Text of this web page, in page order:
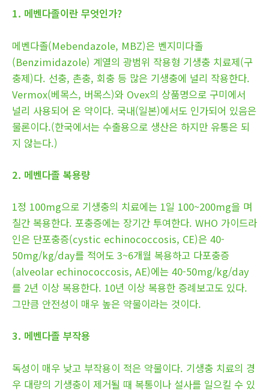
1. 메벤다졸이란 무엇인가?
메벤다졸(Mebendazole, MBZ)은 벤지미다졸
(Benzimidazole) 계열의 광범위 작용형 기생충 치료제(구
충제)다. 선충, 촌충, 회충 등 많은 기생충에 널리 작용한다.
Vermox(베목스, 버목스)와 Ovex의 상품명으로 구미에서
널리 사용되어 온 약이다. 국내(일본)에서도 인가되어 있음은
물론이다.(한국에서는 수출용으로 생산은 하지만 유통은 되
지 않는다.)
2. 메벤다졸 복용량
1정 100mg으로 기생충의 치료에는 1일 100~200mg을 며
칠간 복용한다. 포충증에는 장기간 투여한다. WHO 가이드라
인은 단포충증(cystic echinococcosis, CE)은 40-
50mg/kg/day를 적어도 3~6개월 복용하고 다포충증
(alveolar echinococcosis, AE)에는 40-50mg/kg/day
를 2년 이상 복용한다. 10년 이상 복용한 증례보고도 있다.
그만큼 안전성이 매우 높은 약물이라는 것이다.
3. 메벤다졸 부작용
독성이 매우 낮고 부작용이 적은 약물이다. 기생충 치료의 경
우 대량의 기생충이 제거될 때 복통이나 설사를 일으킬 수 있